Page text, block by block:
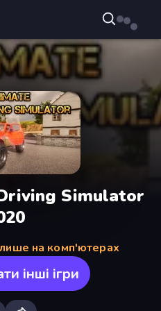
Simulator
на комп'ютерах
інші ігри